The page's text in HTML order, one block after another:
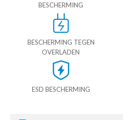
BESCHERMING
BESCHERMING TEGEN
OVERLADEN
ESD BESCHERMING